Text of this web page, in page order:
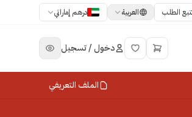
الطلب العربية درهم إماراتي
دخول / تسجيل
الملف التعريفي